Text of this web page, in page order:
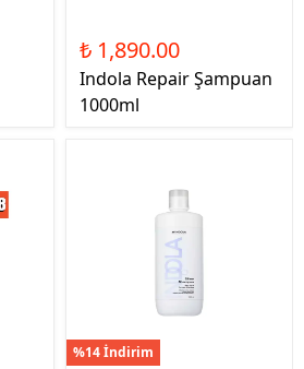
₺ 1,890.00
Indola Repair Şampuan
1000ml
%14 İndirim